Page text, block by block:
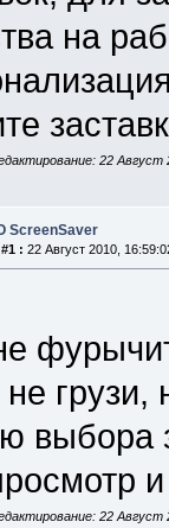
на
22
ScreenSaver
: 22 Август 2010,
не
выбора
22